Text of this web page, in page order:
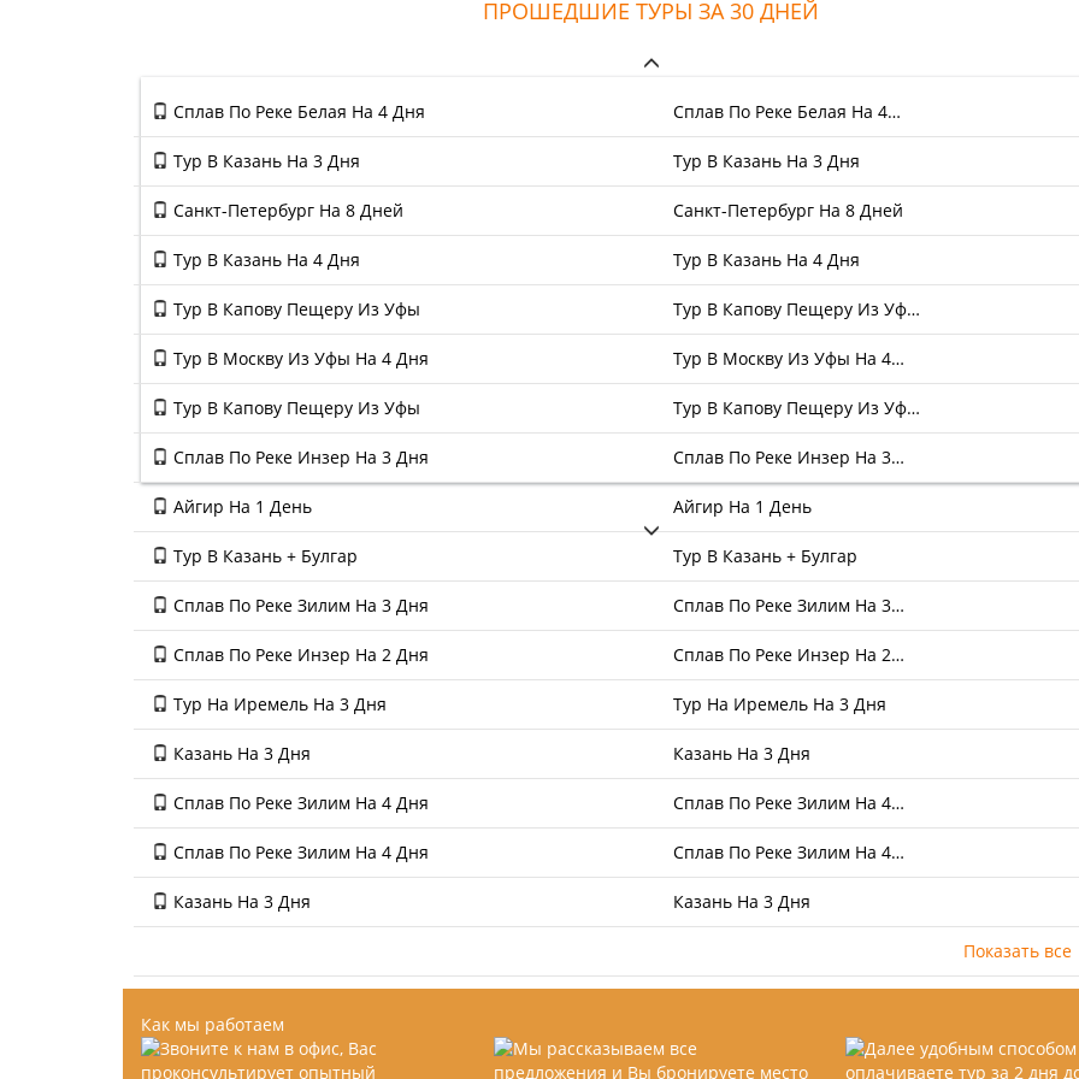
ПРОШЕДШИЕ ТУРЫ ЗА 30 ДНЕЙ
Сплав По Реке Белая На 4 Дня Сплав По Реке Белая На 4…
Тур В Казань На 3 Дня Тур В Казань На 3 Дня
Санкт-Петербург На 8 Дней Санкт-Петербург На 8 Дней
Тур В Казань На 4 Дня Тур В Казань На 4 Дня
Тур В Капову Пещеру Из Уфы Тур В Капову Пещеру Из Уф…
Тур В Москву Из Уфы На 4 Дня Тур В Москву Из Уфы На 4…
Тур В Капову Пещеру Из Уфы Тур В Капову Пещеру Из Уф…
Сплав По Реке Инзер На 3 Дня Сплав По Реке Инзер На 3…
Айгир На 1 День Айгир На 1 День
Тур В Казань + Булгар Тур В Казань + Булгар
Сплав По Реке Зилим На 3 Дня Сплав По Реке Зилим На 3…
Сплав По Реке Инзер На 2 Дня Сплав По Реке Инзер На 2…
Тур На Иремель На 3 Дня Тур На Иремель На 3 Дня
Казань На 3 Дня Казань На 3 Дня
Сплав По Реке Зилим На 4 Дня Сплав По Реке Зилим На 4…
Сплав По Реке Зилим На 4 Дня Сплав По Реке Зилим На 4…
Казань На 3 Дня Казань На 3 Дня
Показать все
Как мы работаем